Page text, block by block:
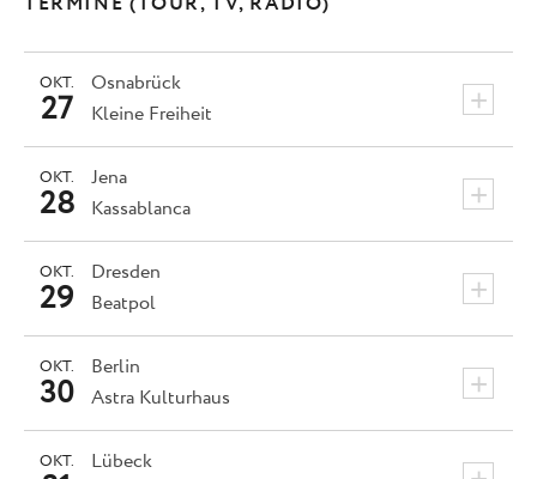
Osnabrück +
OKT.
27 Kleine Freiheit
Jena +
OKT.
28 Kassablanca
Dresden +
OKT.
29 Beatpol
Berlin +
OKT.
30 Astra Kulturhaus
Lübeck
OKT.